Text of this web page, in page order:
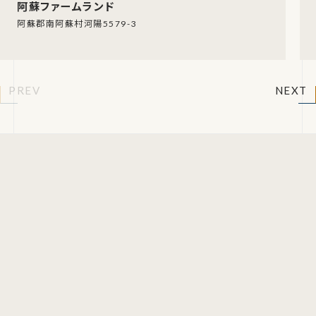
阿蘇ファームランド
阿蘇郡南阿蘇村河陽5579-3
PREV NEXT